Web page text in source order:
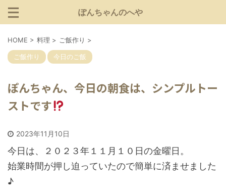
ぽんちゃんのへや
HOME > 料理 > ご飯作り >
ご飯作り 今日のご飯
ぽんちゃん、今日の朝食は、シンプルトー
ストです
2023年11月10日
今日は、２０２３年１１月１０日の金曜日。
始業時間が押し迫っていたので簡単に済ませました
♪